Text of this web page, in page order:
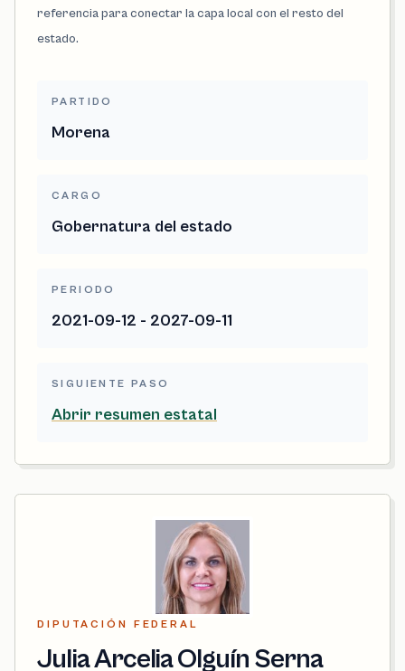
referencia para conectar la capa local con el resto del
estado.
PARTIDO
Morena
CARGO
Gobernatura del estado
PERIODO
2021-09-12 - 2027-09-11
SIGUIENTE PASO
Abrir resumen estatal
DIPUTACIÓN FEDERAL
Julia Arcelia Olguín Serna